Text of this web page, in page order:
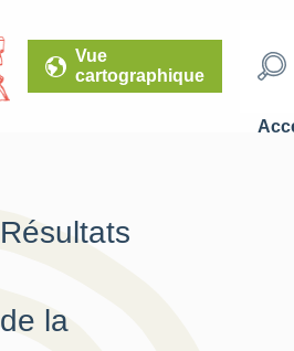
Vue
cartographique
Résultats
de la